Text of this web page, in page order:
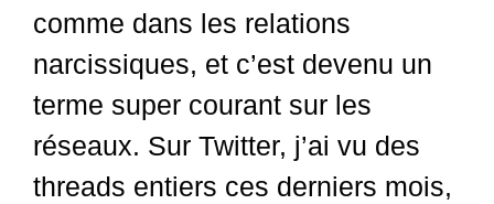
comme dans les relations
narcissiques, et c’est devenu un
terme super courant sur les
réseaux. Sur Twitter, j’ai vu des
threads entiers ces derniers mois,